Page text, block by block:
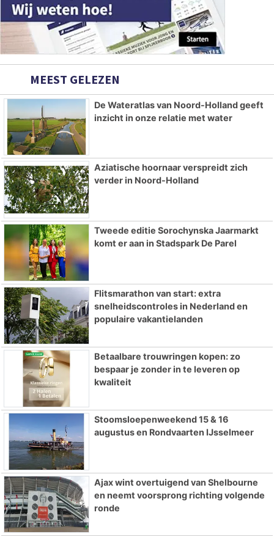
MEEST GELEZEN
De Wateratlas van Noord-Holland geeft
inzicht in onze relatie met water
Aziatische hoornaar verspreidt zich
verder in Noord-Holland
Tweede editie Sorochynska Jaarmarkt
komt er aan in Stadspark De Parel
Flitsmarathon van start: extra
snelheidscontroles in Nederland en
populaire vakantielanden
Betaalbare trouwringen kopen: zo
bespaar je zonder in te leveren op
kwaliteit
Stoomsloepenweekend 15 & 16
augustus en Rondvaarten IJsselmeer
Ajax wint overtuigend van Shelbourne
en neemt voorsprong richting volgende
ronde